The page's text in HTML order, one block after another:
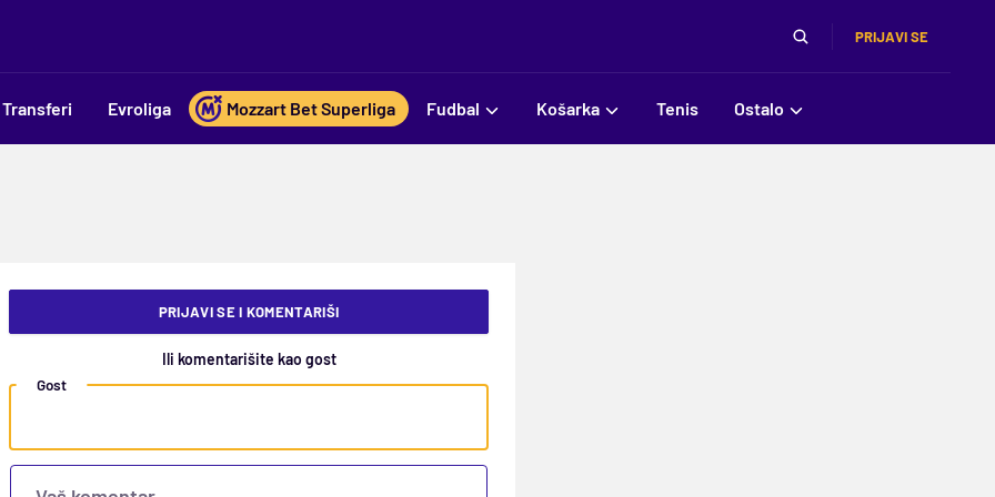
PRIJAVI SE
Transferi Evroliga Mozzart Bet Superliga Fudbal Košarka Tenis Ostalo
PRIJAVI SE I KOMENTARIŠI
Ili komentarišite kao gost
Gost